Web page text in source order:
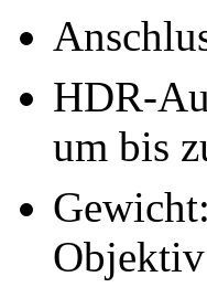
HDR-
um bis
Objektiv